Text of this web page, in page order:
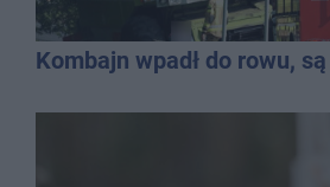
Kombajn wpadł do rowu,